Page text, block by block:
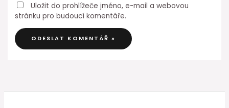
Uložit do prohlížeče jméno, e-mail a webovou
stránku pro budoucí komentáře.